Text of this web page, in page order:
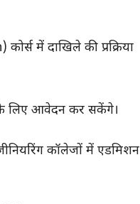
में दाखिले की प्रक्रिया
के लिए आवेदन कर सकेंगे।
कॉलेजों में एडमिशन